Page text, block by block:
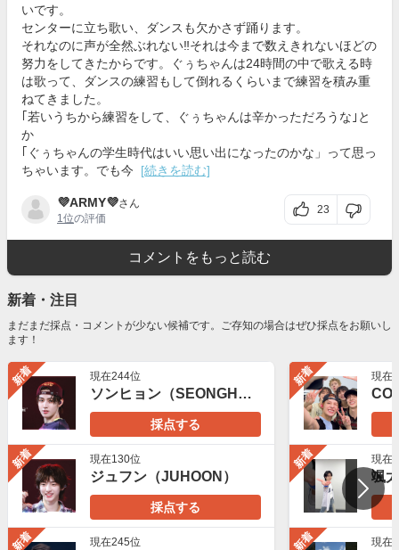
いです。
センターに立ち歌い、ダンスも欠かさず踊ります。
それなのに声が全然ぶれない‼︎それは今まで数えきれないほどの
努力をしてきたからです。ぐぅちゃんは24時間の中で歌える時
は歌って、ダンスの練習もして倒れるくらいまで練習を積み重
ねてきました。
｢若いうちから練習をして、ぐぅちゃんは辛かっただろうな｣と
か
｢ぐぅちゃんの学生時代はいい思い出になったのかな」って思っ
ちゃいます。でも今
[続きを読む]
💜ARMY💜さん
1位の評価
23
コメントをもっと読む
新着・注目
まだまだ採点・コメントが少ない候補です。ご存知の場合はぜひ採点をお願いし
ます！
新着 現在244位
ソンヒョン（SEONGHYEON）
採点する
新着 現在130位
ジュフン（JUHOON）
採点する
新着 現在245位
新着 現在
新着 現在
颯
新着 現在